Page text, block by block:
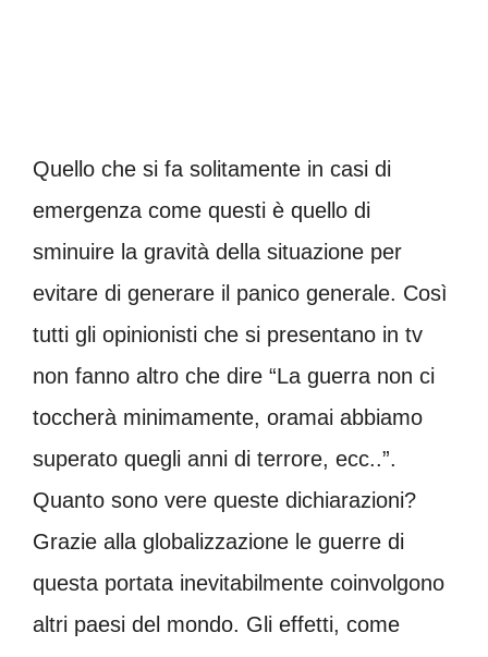
Quello che si fa solitamente in casi di
emergenza come questi è quello di
sminuire la gravità della situazione per
evitare di generare il panico generale. Così
tutti gli opinionisti che si presentano in tv
non fanno altro che dire “La guerra non ci
toccherà minimamente, oramai abbiamo
superato quegli anni di terrore, ecc..”.
Quanto sono vere queste dichiarazioni?
Grazie alla globalizzazione le guerre di
questa portata inevitabilmente coinvolgono
altri paesi del mondo. Gli effetti, come